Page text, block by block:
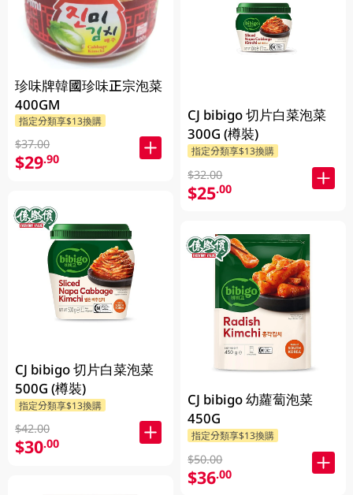
珍味牌韓國珍味正宗泡菜
400GM
指定分類享$13換購
$37.00
$29.90
CJ bibigo 切片白菜泡菜
500G (樽裝)
指定分類享$13換購
$42.00
$30.00
CJ bibigo 切片白菜泡菜
300G (樽裝)
指定分類享$13換購
$32.00
$25.00
CJ bibigo 幼蘿蔔泡菜
450G
指定分類享$13換購
$50.00
$36.00